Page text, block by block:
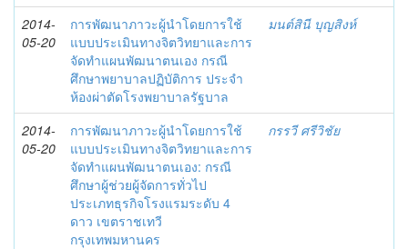
2014-
05-20
การพัฒนาภาวะผู้นำโดยการใช้
แบบประเมินทางจิตวิทยาและการ
จัดทำแผนพัฒนาตนเอง กรณี
ศึกษาพยาบาลปฏิบัติการ ประจำ
ห้องผ่าตัดโรงพยาบาลรัฐบาล
มนต์สินี บุญสิงห์
2014-
05-20
การพัฒนาภาวะผู้นำโดยการใช้
แบบประเมินทางจิตวิทยาและการ
จัดทำแผนพัฒนาตนเอง: กรณี
ศึกษาผู้ช่วยผู้จัดการทั่วไป
ประเภทธุรกิจโรงแรมระดับ 4
ดาว เขตราชเทวี
กรุงเทพมหานคร
กรรวี ศรีวิชัย